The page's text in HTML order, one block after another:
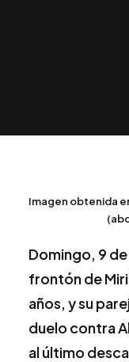
Imagen obtenida
Domingo, 9
frontón de
años, y su
duelo contra
al último